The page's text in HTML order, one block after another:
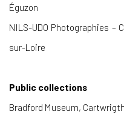
Éguzon
NILS-UDO Photographies –
sur-Loire
Public collections
Bradford Museum,